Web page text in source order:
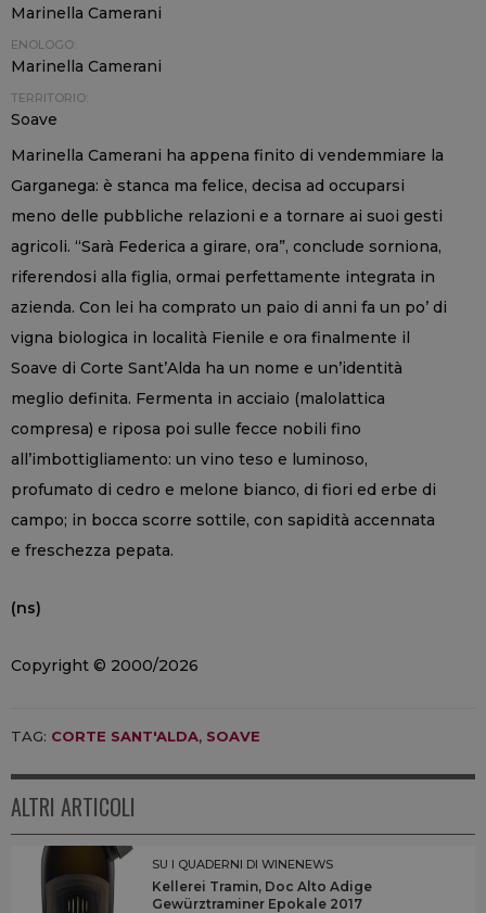
Marinella Camerani
ENOLOGO:
Marinella Camerani
TERRITORIO:
Soave
Marinella Camerani ha appena finito di vendemmiare la
Garganega: è stanca ma felice, decisa ad occuparsi
meno delle pubbliche relazioni e a tornare ai suoi gesti
agricoli. “Sarà Federica a girare, ora”, conclude sorniona,
riferendosi alla figlia, ormai perfettamente integrata in
azienda. Con lei ha comprato un paio di anni fa un po’ di
vigna biologica in località Fienile e ora finalmente il
Soave di Corte Sant’Alda ha un nome e un’identità
meglio definita. Fermenta in acciaio (malolattica
compresa) e riposa poi sulle fecce nobili fino
all’imbottigliamento: un vino teso e luminoso,
profumato di cedro e melone bianco, di fiori ed erbe di
campo; in bocca scorre sottile, con sapidità accennata
e freschezza pepata.
(ns)
Copyright © 2000/2026
TAG: CORTE SANT'ALDA, SOAVE
ALTRI ARTICOLI
SU I QUADERNI DI WINENEWS
Kellerei Tramin, Doc Alto Adige
Gewürztraminer Epokale 2017